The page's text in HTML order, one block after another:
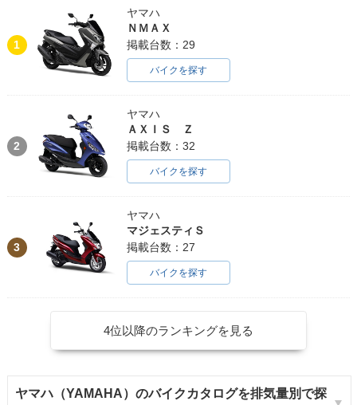
1
ヤマハ
ＮＭＡＸ
掲載台数：29
バイクを探す
2
ヤマハ
ＡＸＩＳ Ｚ
掲載台数：32
バイクを探す
3
ヤマハ
マジェスティＳ
掲載台数：27
バイクを探す
4位以降のランキングを見る
ヤマハ（YAMAHA）のバイクカタログを排気量別で探